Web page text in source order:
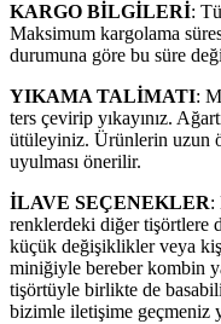
KARGO BİLGİLERİ:
Maksimum kargolama
durumuna göre bu süre
YIKAMA TALİMATI:
ters çevirip yıkayınız.
ütüleyiniz. Ürünlerin uzun
uyulması önerilir.
İLAVE SEÇENEKLER:
renklerdeki diğer tişörtlere
küçük değişiklikler veya
miniğiyle bereber kombin
tişörtüyle birlikte de
bizimle iletişime geçmeniz